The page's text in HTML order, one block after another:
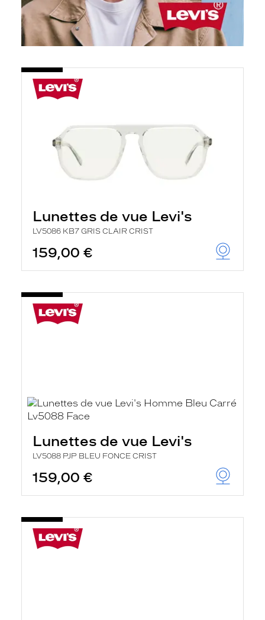
Lunettes de vue Levi's
LV5086 KB7 GRIS CLAIR CRIST
159,00 €
Lunettes de vue Levi's
LV5088 PJP BLEU FONCE CRIST
159,00 €